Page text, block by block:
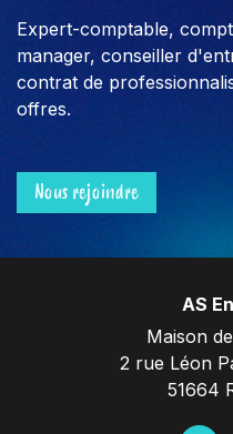
Expert-comptable,
manager, conseiller
contrat de
offres.
Nous rejoindre
AS
Maison
2 rue Léon
51664